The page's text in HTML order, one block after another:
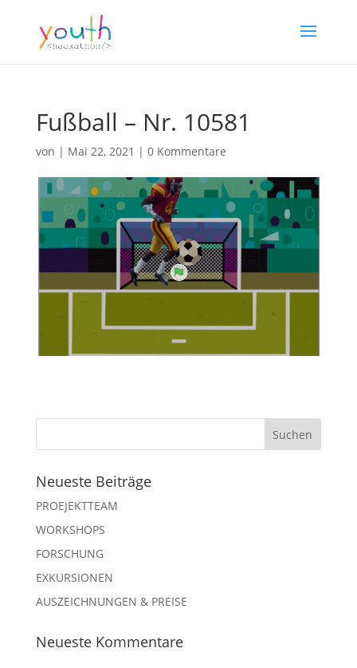
Fußball – Nr. 10581
von | Mai 22, 2021 | 0 Kommentare
Neueste Beiträge
PROEJEKTTEAM
WORKSHOPS
FORSCHUNG
EXKURSIONEN
AUSZEICHNUNGEN & PREISE
Neueste Kommentare